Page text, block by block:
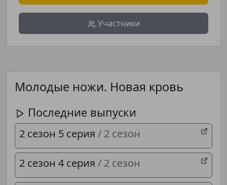
Участники
Молодые ножи. Новая кровь
Последние выпуски
2 сезон 5 серия / 2 сезон
2 сезон 4 серия / 2 сезон